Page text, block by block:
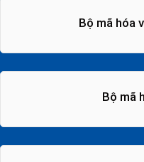
Bộ mã hóa
Bộ mã